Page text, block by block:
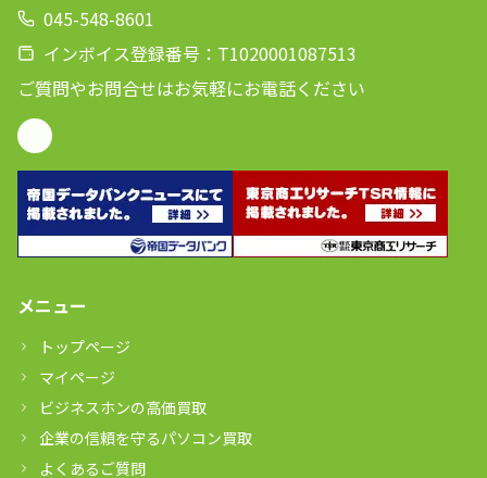
045-548-8601
インボイス登録番号：T1020001087513
ご質問やお問合せはお気軽にお電話ください
メニュー
トップページ
マイページ
ビジネスホンの高価買取
企業の信頼を守るパソコン買取
よくあるご質問